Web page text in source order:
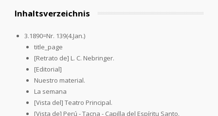
Inhaltsverzeichnis
3.1890=Nr. 139(4.Jan.)
title_page
[Retrato de] L. C. Nebringer.
[Editorial]
Nuestro material.
La semana
[Vista del] Teatro Principal.
[Vista de] Perú - Tacna - Capilla del Espíritu Santo.